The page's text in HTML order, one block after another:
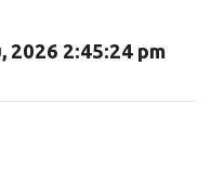
2:45:26 pm